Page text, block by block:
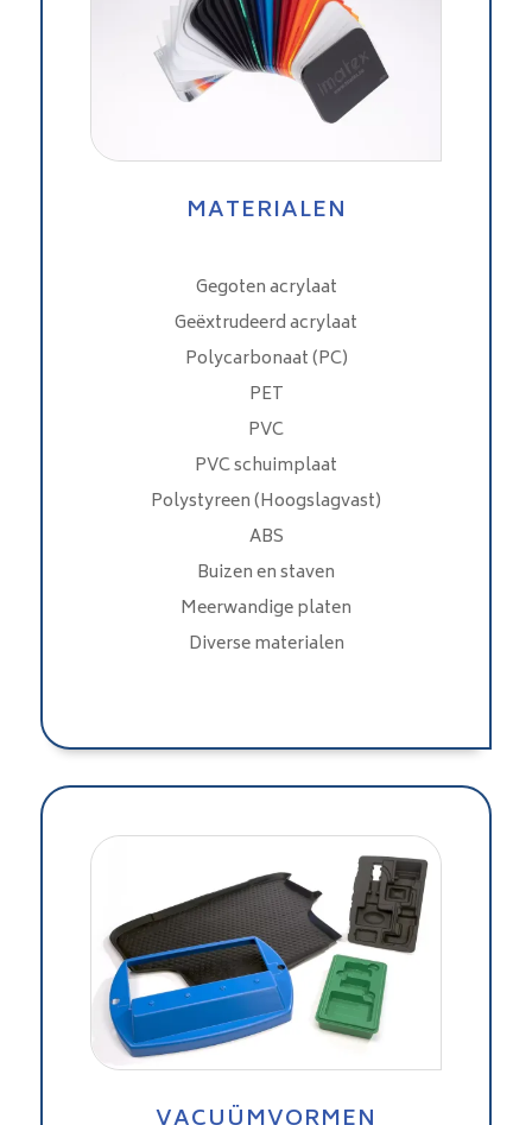
MATERIALEN
Gegoten acrylaat
Geëxtrudeerd acrylaat
Polycarbonaat (PC)
PET
PVC
PVC schuimplaat
Polystyreen (Hoogslagvast)
ABS
Buizen en staven
Meerwandige platen
Diverse materialen